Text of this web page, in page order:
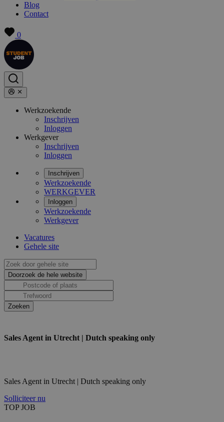
Blog
Contact
0
Werkzoekende
Inschrijven
Inloggen
Werkgever
Inschrijven
Inloggen
Inschrijven
Werkzoekende
WERKGEVER
Inloggen
Werkzoekende
Werkgever
Vacatures
Gehele site
Sales Agent in Utrecht | Dutch speaking only
Sales Agent in Utrecht | Dutch speaking only
Solliciteer nu
TOP JOB